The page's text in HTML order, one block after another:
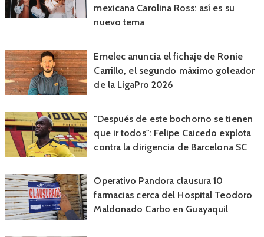
mexicana Carolina Ross: así es su
nuevo tema
Emelec anuncia el fichaje de Ronie
Carrillo, el segundo máximo goleador
de la LigaPro 2026
"Después de este bochorno se tienen
que ir todos": Felipe Caicedo explota
contra la dirigencia de Barcelona SC
Operativo Pandora clausura 10
farmacias cerca del Hospital Teodoro
Maldonado Carbo en Guayaquil